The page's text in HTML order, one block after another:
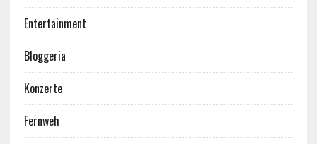
Entertainment
Bloggeria
Konzerte
Fernweh